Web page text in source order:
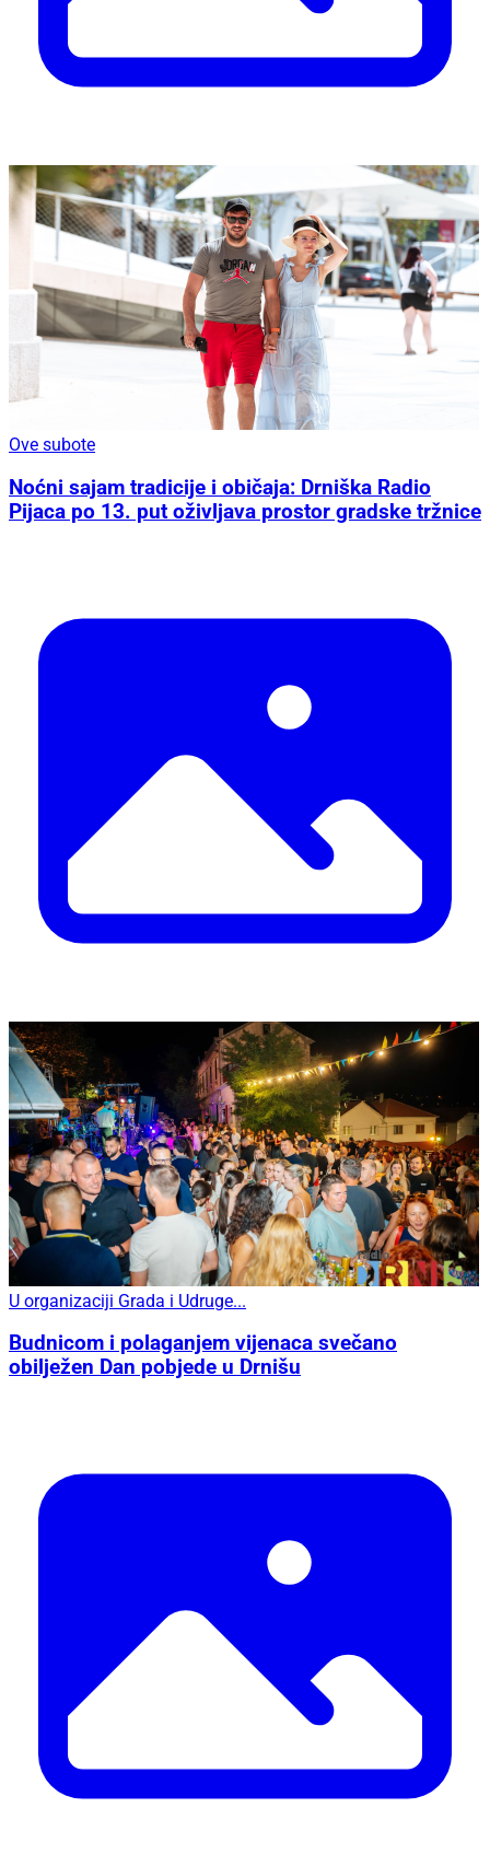
Ove subote
Noćni sajam tradicije i običaja: Drniška Radio
Pijaca po 13. put oživljava prostor gradske tržnice
U organizaciji Grada i Udruge...
Budnicom i polaganjem vijenaca svečano
obilježen Dan pobjede u Drnišu